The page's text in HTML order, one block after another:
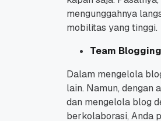
mengunggahnya
mobilitas yang tinggi.
Team Blogging
Dalam mengelola
lain. Namun, dengan
dan mengelola blog
berkolaborasi, Anda